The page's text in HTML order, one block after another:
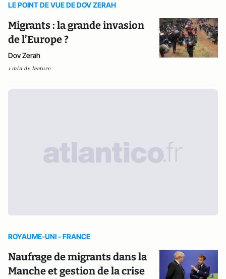
LE POINT DE VUE DE DOV ZERAH
Migrants : la grande invasion
de l’Europe ?
Dov Zerah
1 min de lecture
ROYAUME-UNI - FRANCE
Naufrage de migrants dans la
Manche et gestion de la crise